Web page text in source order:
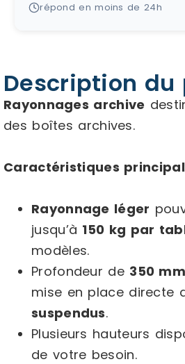
répond en moins de 24h
Description du
Rayonnages archive
des boîtes archives.
Caractéristiques
Rayonnage léger
jusqu’à 150 kg par
modèles.
Profondeur de 350 mm
mise en place directe
suspendus.
Plusieurs hauteurs
de votre besoin.